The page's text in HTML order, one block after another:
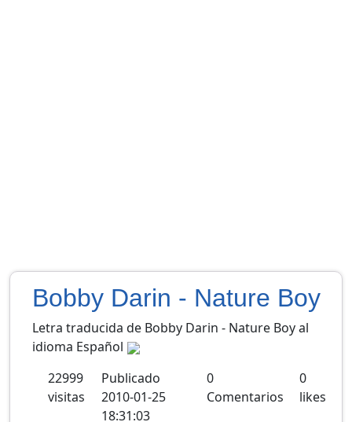
Bobby Darin - Nature Boy
Letra traducida de Bobby Darin - Nature Boy al
idioma Español
22999
visitas
Publicado
2010-01-25
18:31:03
0
Comentarios
0
likes